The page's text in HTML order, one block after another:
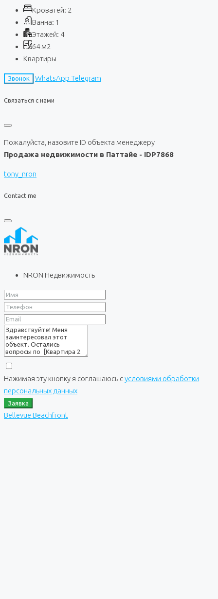
Кроватей: 2
Ванна: 1
Этажей: 4
64 м2
Квартиры
Звонок WhatsApp Telegram
Связаться с нами
Пожалуйста, назовите ID объекта менеджеру
Продажа недвижимости в Паттайе - IDP7868
tony_nron
Contact me
NRON Недвижимость
Нажимая эту кнопку я соглашаюсь сусловиями обработки
персональных данных
Заявка
Bellevue Beachfront